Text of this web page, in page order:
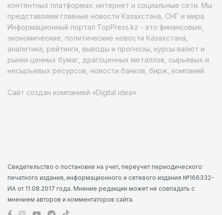
контентных платформах: интернет и социальные сети. Мы
представляем главные новости Казахстана, СНГ и мира.
Информационный портал TopPress.kz - это финансовые,
экономические, политические новости Казахстана,
аналитика, рейтинги, выводы и прогнозы, курсы валют и
рынки ценных бумаг, драгоценных металлов, сырьевых и
несырьевых ресурсов, новости банков, бирж, компаний.
Сайт создан компанией «Digital idea»
Свидетельство о постановке на учет, переучет периодического
печатного издания, информационного и сетевого издания №166332-
ИА от 11.08.2017 года. Мнение редакции может не совпадать с
мнением авторов и комментаторов сайта.